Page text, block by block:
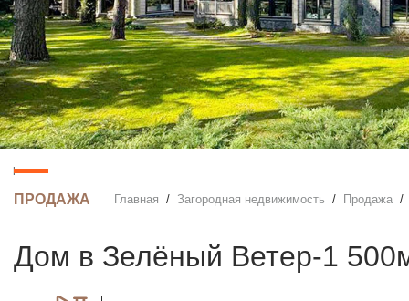
ПРОДАЖА Главная Загородная недвижимость Продажа
дом в Зелёный Ветер-1